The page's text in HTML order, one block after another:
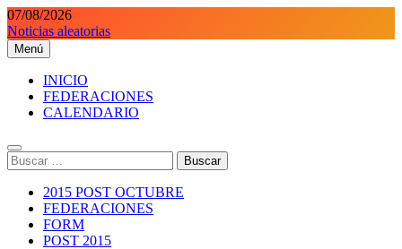
Saltar
al
contenido
07/08/2026
Noticias aleatorias
Orientaciondeportiva.es
Conoce el deporte de la Orientación Deportiva a través de nuestra
web.
Menú
INICIO
FEDERACIONES
CALENDARIO
Buscar:
2015 POST OCTUBRE
FEDERACIONES
FORM
POST 2015